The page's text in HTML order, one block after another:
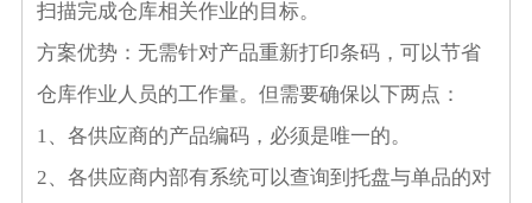
扫描完成仓库相关作业的目标。
方案优势：无需针对产品重新打印条码，可以节省
仓库作业人员的工作量。但需要确保以下两点：
1、 各供应商的产品编码，必须是唯一的。
2、 各供应商内部有系统可以查询到托盘与单品的对